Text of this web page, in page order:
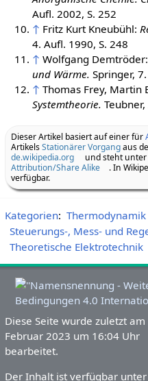
Aufl. 2002, S. 252
↑ Fritz Kurt Kneubühl:
4. Aufl. 1990, S. 248
↑ Wolfgang Demtröder:
und Wärme. Springer,
↑ Thomas Frey, Martin
Systemtheorie.
Dieser Artikel basiert auf einer für
ArtikelsStationärer Vorgangaus
de.wikipedia.org
und steht unter
Attribution/Share Alike
. In
verfügbar.
Kategorien: Thermodynamik
Steuerungs-, Mess- und
Theoretische Elektrotechnik
Diese Seite wurde zuletzt am
Februar 2023 um 16:04 Uhr
bearbeitet.
Der Inhalt ist verfügbar